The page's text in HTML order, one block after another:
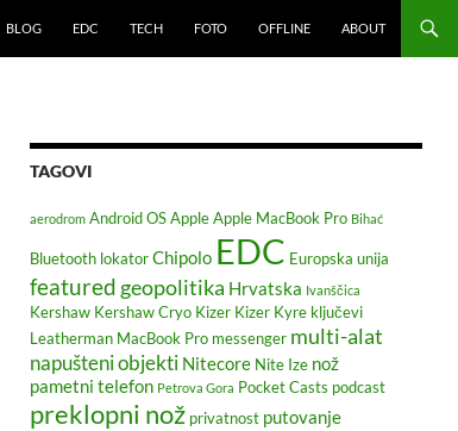
BLOG EDC TECH FOTO OFFLINE ABOUT
TAGOVI
aerodrom Android OS Apple Apple MacBook Pro Bihać
Bluetooth lokator Chipolo EDC Europska unija
featured geopolitika Hrvatska Ivanščica
Kershaw Kershaw Cryo Kizer Kizer Kyre ključevi
Leatherman MacBook Pro messenger multi-alat
napušteni objekti Nitecore Nite Ize nož
pametni telefon Petrova Gora Pocket Casts podcast
preklopni nož privatnost putovanje